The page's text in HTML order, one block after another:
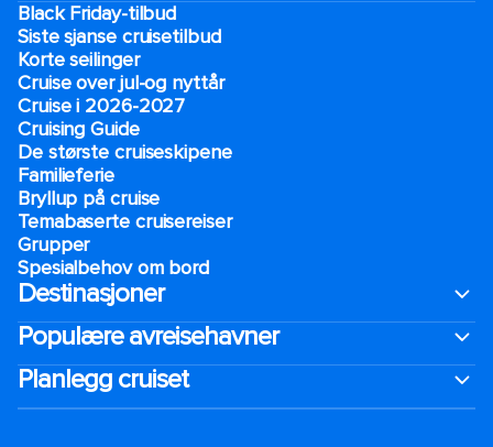
Black Friday-tilbud
Siste sjanse cruisetilbud
Korte seilinger
Cruise over jul-og nyttår
Cruise i 2026-2027
Cruising Guide
De største cruiseskipene
Familieferie
Bryllup på cruise
Temabaserte cruisereiser
Grupper
Spesialbehov om bord
Destinasjoner
Populære avreisehavner
Planlegg cruiset